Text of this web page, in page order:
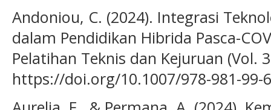
Andoniou, C. (2024). Integrasi
dalam Pendidikan Hibrida Pasca-
Pelatihan Teknis dan Kejuruan (Vol.
https://doi.org/10.1007/978-981-99-